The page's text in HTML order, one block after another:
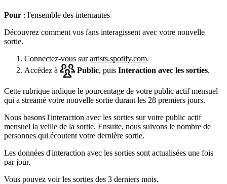
Pour : l'ensemble des internautes
Découvrez comment vos fans interagissent avec votre nouvelle
sortie.
Connectez-vous surartists.spotify.com.
Accédez à
Public, puis Interaction avec les sorties.
Cette rubrique indique le pourcentage de votre public actif mensuel
qui a streamé votre nouvelle sortie durant les 28 premiers jours.
Nous basons l'interaction avec les sorties sur votre public actif
mensuel la veille de la sortie. Ensuite, nous suivons le nombre de
personnes qui écoutent votre dernière sortie.
Les données d'interaction avec les sorties sont actualisées une fois
par jour.
Vous pouvez voir les sorties des 3 derniers mois.